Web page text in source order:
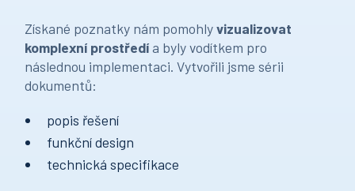
Získané poznatky nám pomohlyvizualizovat
komplexní prostředía byly vodítkem pro
následnou implementaci. Vytvořili jsme sérii
dokumentů:
popis řešení
funkční design
technická specifikace